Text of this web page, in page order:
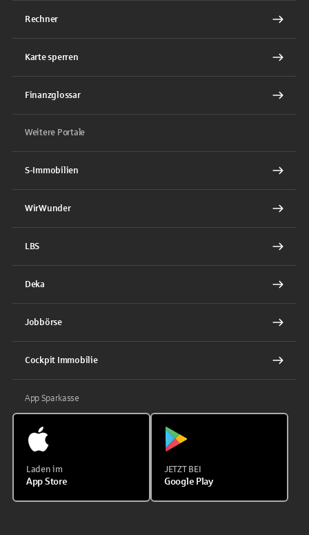
Rechner
Karte sperren
Finanzglossar
Weitere Portale
S-Immobilien
WirWunder
LBS
Deka
Jobbörse
Cockpit Immobilie
App Sparkasse
Laden im
App Store
JETZT BEI
Google Play